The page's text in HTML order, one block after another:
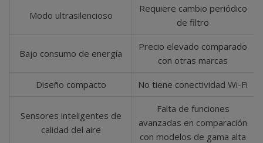
Modo ultrasilencioso
Requiere cambio periódico
de filtro
Bajo consumo de energía
Precio elevado comparado
con otras marcas
Diseño compacto No tiene conectividad Wi-Fi
Sensores inteligentes de
calidad del aire
Falta de funciones
avanzadas en comparación
con modelos de gama alta